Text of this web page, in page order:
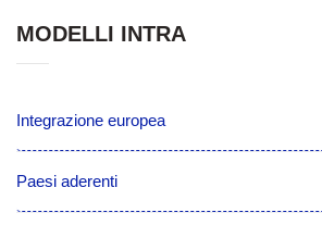
MODELLI INTRA
Integrazione europea
Paesi aderenti